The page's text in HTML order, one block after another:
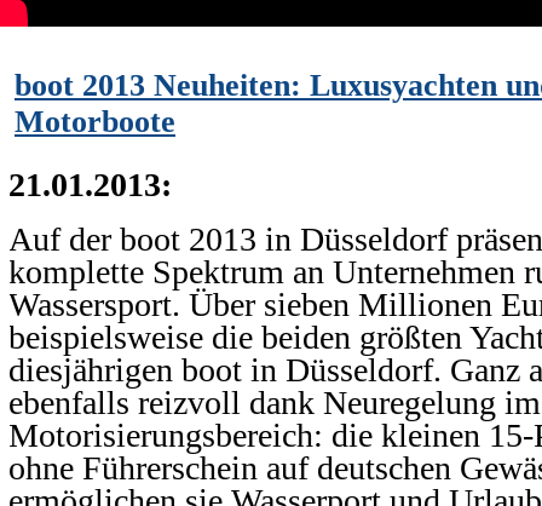
boot 2013 Neuheiten: Luxusyachten
Motorboote
21.01.2013:
Auf der boot 2013 in Düsseldorf
komplette Spektrum an Unternehmen
Wassersport. Über sieben Millionen
beispielsweise die beiden größten
diesjährigen boot in Düsseldorf. Ganz
ebenfalls reizvoll dank Neuregelung
Motorisierungsbereich: die kleinen
ohne Führerschein auf deutschen